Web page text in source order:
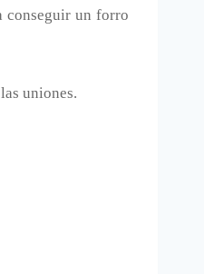
conseguir un forro
uniones.